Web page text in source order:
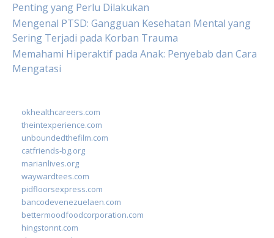
Penting yang Perlu Dilakukan
Mengenal PTSD: Gangguan Kesehatan Mental yang
Sering Terjadi pada Korban Trauma
Memahami Hiperaktif pada Anak: Penyebab dan Cara
Mengatasi
okhealthcareers.com
theintexperience.com
unboundedthefilm.com
catfriends-bg.org
marianlives.org
waywardtees.com
pidfloorsexpress.com
bancodevenezuelaen.com
bettermoodfoodcorporation.com
hingstonnt.com